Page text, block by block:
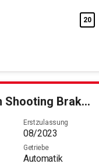
20
Brake 2.0 TSI R-Line (EURO 6d)
Erstzulassung
08/2023
Getriebe
Automatik